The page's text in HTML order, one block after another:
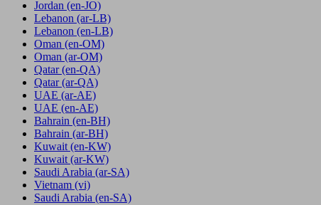
Jordan (en-JO)
Lebanon (ar-LB)
Lebanon (en-LB)
Oman (en-OM)
Oman (ar-OM)
Qatar (en-QA)
Qatar (ar-QA)
UAE (ar-AE)
UAE (en-AE)
Bahrain (en-BH)
Bahrain (ar-BH)
Kuwait (en-KW)
Kuwait (ar-KW)
Saudi Arabia (ar-SA)
Vietnam (vi)
Saudi Arabia (en-SA)